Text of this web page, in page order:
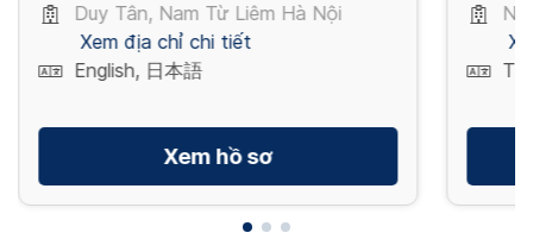
Tái Khám / Re- Examination
Khám sức khỏe lái xe (khách hàng Việt
19 Examination
3,290,000 VND/ gói
Gói khám sức khỏe theo Thông tư 14
Nội soi dạ dày (không tiền mê) /
1,020,000 VND
Nội soi dạ dày (có tiền mê) / Gastroscopy
XÉT NGHIỆM / TESTS
Gói xét nghiệm tổng quát / General lab test
* Gói xét nghiệm bao gồm: Công thức máu; Đường
máu lúc đói; Bộ mỡ (Cholesterol toàn phần,
Cạo vôi răng độ 1
DỊCH VỤ XÉT NGHIỆM COVID 19 TẠI NHÀ (NGOẠI
THÀNH) / COVID 19 TESTING AT HOME (OUTSIDE
OF THE CITY)
Xét nghiệm nhanh Covid 19 (Mẫu đơn) /
KHÁM TẠI NHÀ
Duy Tân, Nam Từ Liêm Hà Nội
Xem địa chỉ chi tiết
English, 日本語
Xem hồ sơ